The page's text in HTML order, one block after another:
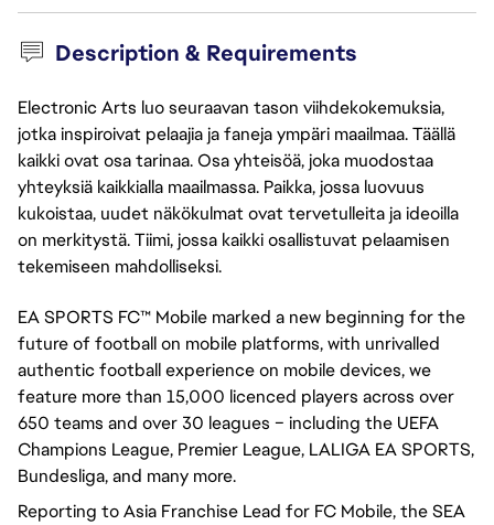
Description & Requirements
Electronic Arts luo seuraavan tason viihdekokemuksia,
jotka inspiroivat pelaajia ja faneja ympäri maailmaa. Täällä
kaikki ovat osa tarinaa. Osa yhteisöä, joka muodostaa
yhteyksiä kaikkialla maailmassa. Paikka, jossa luovuus
kukoistaa, uudet näkökulmat ovat tervetulleita ja ideoilla
on merkitystä. Tiimi, jossa kaikki osallistuvat pelaamisen
tekemiseen mahdolliseksi.
EA SPORTS FC™ Mobile marked a new beginning for the
future of football on mobile platforms, with unrivalled
authentic football experience on mobile devices, we
feature more than 15,000 licenced players across over
650 teams and over 30 leagues – including the UEFA
Champions League, Premier League, LALIGA EA SPORTS,
Bundesliga, and many more.
Reporting to Asia Franchise Lead for FC Mobile, the SEA